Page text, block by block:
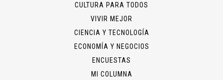
CULTURA PARA TODOS
VIVIR MEJOR
CIENCIA Y TECNOLOGÍA
ECONOMÍA Y NEGOCIOS
ENCUESTAS
MI COLUMNA